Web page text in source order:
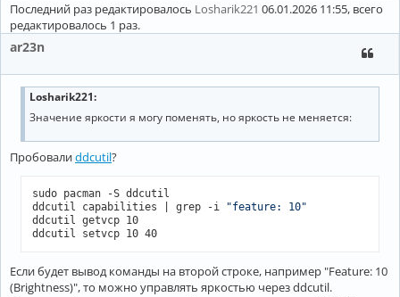
Последний раз редактировалось Losharik221 06.01.2026 11:55, всего
редактировалось 1 раз.
ar23n
Losharik221:
Значение яркости я могу поменять, но яркость не меняется:
Пробовалиddcutil?
sudo pacman -S ddcutil
ddcutil capabilities | grep -i
"feature: 10"
ddcutil getvcp 10
Если будет вывод команды на второй строке, например "Feature: 10
(Brightness)", то можно управлять яркостью через ddcutil.